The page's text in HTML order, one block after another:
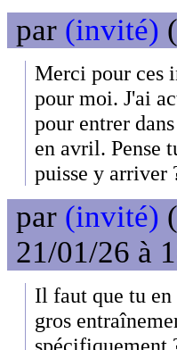
par (invité)
Merci pour ces
pour moi. J'ai
pour entrer
en avril. Pense
puisse y arriver
par (invité)
21/01/26 à
Il faut que tu en
gros
spécifiquement